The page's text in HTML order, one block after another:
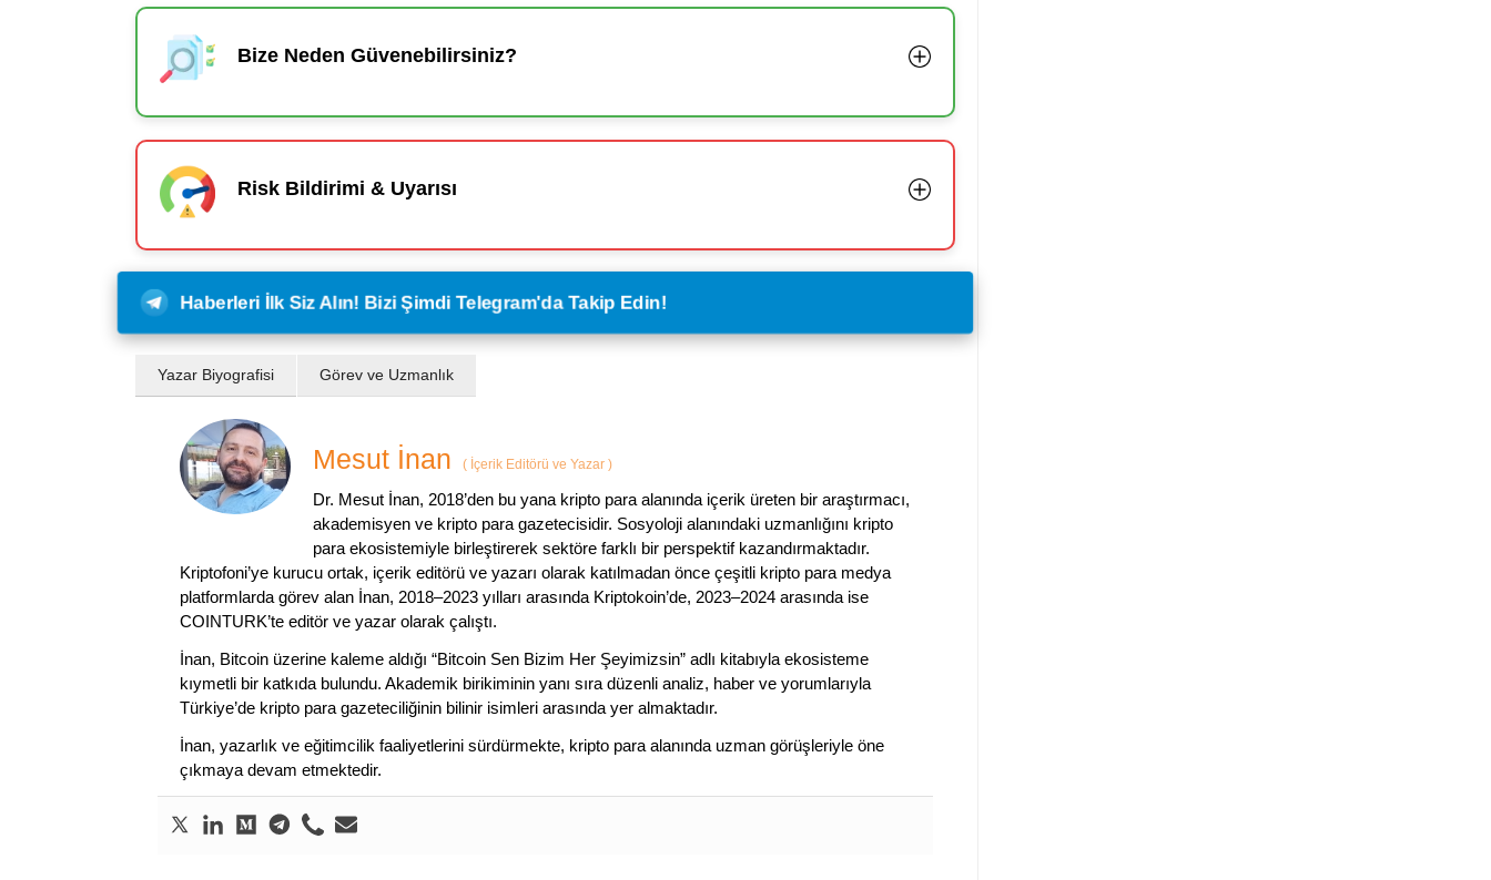
Bize Neden Güvenebilirsiniz?
Risk Bildirimi & Uyarısı
Haberleri İlk Siz Alın! Bizi Şimdi Telegram'da Takip Edin!
Yazar Biyografisi Görev ve Uzmanlık
Mesut İnan ( İçerik Editörü ve Yazar )
Dr. Mesut İnan, 2018’den bu yana kripto para alanında içerik üreten bir araştırmacı,
akademisyen ve kripto para gazetecisidir. Sosyoloji alanındaki uzmanlığını kripto
para ekosistemiyle birleştirerek sektöre farklı bir perspektif kazandırmaktadır.
Kriptofoni’ye kurucu ortak, içerik editörü ve yazarı olarak katılmadan önce çeşitli kripto para medya
platformlarda görev alan İnan, 2018–2023 yılları arasında Kriptokoin’de, 2023–2024 arasında ise
COINTURK’te editör ve yazar olarak çalıştı.
İnan, Bitcoin üzerine kaleme aldığı “Bitcoin Sen Bizim Her Şeyimizsin” adlı kitabıyla ekosisteme
kıymetli bir katkıda bulundu. Akademik birikiminin yanı sıra düzenli analiz, haber ve yorumlarıyla
Türkiye’de kripto para gazeteciliğinin bilinir isimleri arasında yer almaktadır.
İnan, yazarlık ve eğitimcilik faaliyetlerini sürdürmekte, kripto para alanında uzman görüşleriyle öne
çıkmaya devam etmektedir.